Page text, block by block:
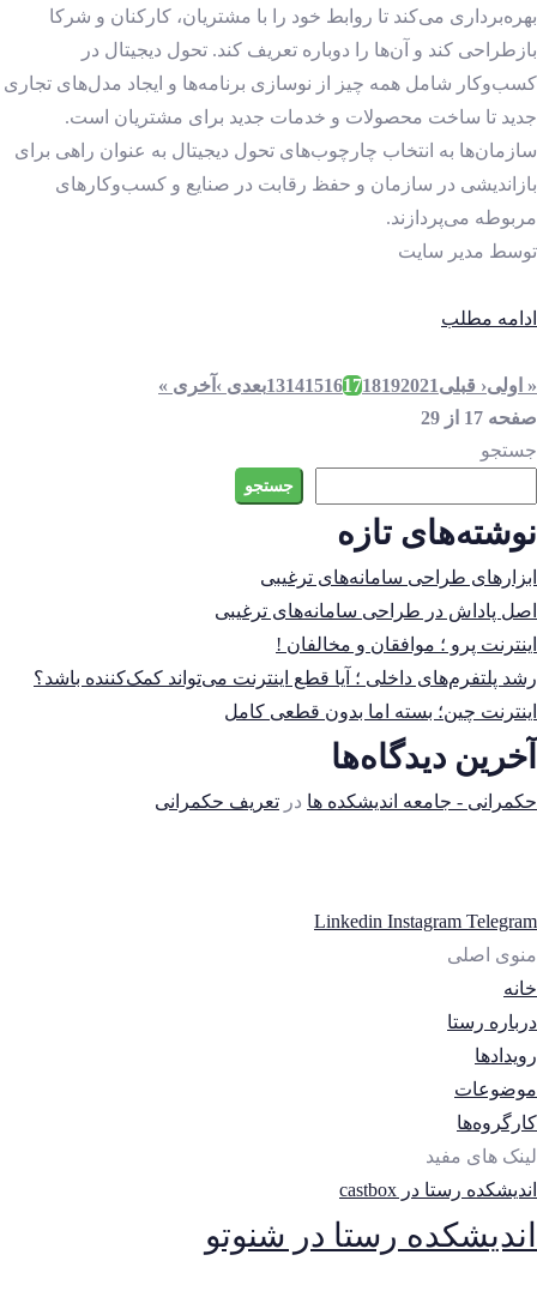
بهره‌برداری می‌کند تا روابط خود را با مشتریان، کارکنان و شرکا
بازطراحی کند و آن‌ها را دوباره تعریف کند. تحول دیجیتال در
کسب‌وکار شامل همه چیز از نوسازی برنامه‌ها و ایجاد مدل‌های تجاری
جدید تا ساخت محصولات و خدمات جدید برای مشتریان است.
سازمان‌ها به انتخاب چارچوب‌های تحول دیجیتال به عنوان راهی برای
بازاندیشی در سازمان و حفظ رقابت در صنایع و کسب‌وکارهای
مربوطه می‌پردازند.
توسط مدیر سایت
ادامه مطلب
« اولی‹ قبلی 131415161718192021 بعدی › آخری »
صفحه 17 از 29
جستجو
جستجو
نوشته‌های تازه
ابزارهای طراحی سامانه‌های ترغیبی
اصل پاداش در طراحی سامانه‌های ترغیبی
اینترنت پرو ؛ موافقان و مخالفان !
رشد پلتفرم‌های داخلی ؛ آیا قطع اینترنت می‌تواند کمک‌کننده باشد؟
اینترنت چین؛ بسته اما بدون قطعی کامل
آخرین دیدگاه‌ها
حکمرانی - جامعه اندیشکده ها در تعریف حکمرانی
Linkedin Instagram Telegram
منوی اصلی
خانه
درباره رستا
رویدادها
موضوعات
کارگروه‌ها
لینک های مفید
اندیشکده رستا در castbox
اندیشکده رستا در شنوتو